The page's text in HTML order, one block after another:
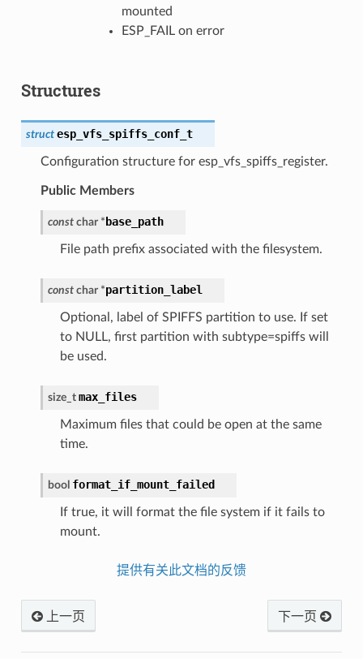
mounted
ESP_FAIL on error
Structures
struct esp_vfs_spiffs_conf_t
Configuration structure for esp_vfs_spiffs_register.
Public Members
const char * base_path
File path prefix associated with the filesystem.
const char *partition_label
Optional, label of SPIFFS partition to use. If set
to NULL, first partition with subtype=spiffs will
be used.
size_t max_files
Maximum files that could be open at the same
time.
bool format_if_mount_failed
If true, it will format the file system if it fails to
mount.
提供有关此文档的反馈
上一页 下一页